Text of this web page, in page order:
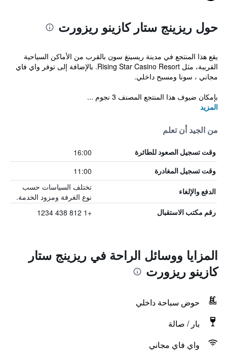
حول ريزينج ستار كازينو ريزورت
يقع هذا المنتجع في مدينة ريسينغ سون بالقرب من الأماكن السياحية
القريبة، مثل Rising Star Casino Resort. بالإضافة إلى توفر واي فاي
مجاني ، سونا ومسبح داخلي.
بإمكان ضيوف هذا المنتجع المصنف 3 نجوم ...
المزيد
من الجيد أن تعلم
وقت تسجيل الصعود للطائرة 16:00
وقت تسجيل المغادرة 11:00
الدفع والإلغاء
تختلف السياسات حسب
نوع الغرفة ومزود الخدمة.
رقم مكتب الاستقبال +1 812 438 1234
المزايا ووسائل الراحة في ريزينج ستار
كازينو ريزورت
حوض سباحة داخلي
بار / صالة
واي فاي مجاني